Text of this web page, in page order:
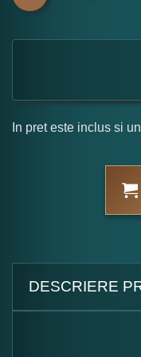
In pret este inclus si
DESCRIERE